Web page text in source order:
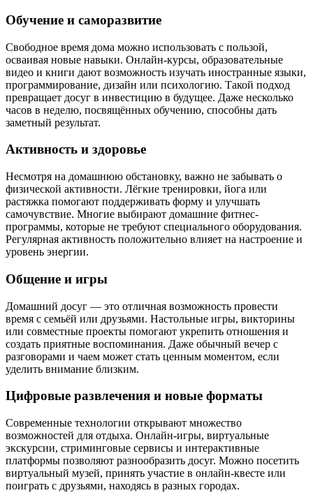
Обучение и саморазвитие
Свободное время дома можно использовать с пользой,
осваивая новые навыки. Онлайн-курсы, образовательные
видео и книги дают возможность изучать иностранные языки,
программирование, дизайн или психологию. Такой подход
превращает досуг в инвестицию в будущее. Даже несколько
часов в неделю, посвящённых обучению, способны дать
заметный результат.
Активность и здоровье
Несмотря на домашнюю обстановку, важно не забывать о
физической активности. Лёгкие тренировки, йога или
растяжка помогают поддерживать форму и улучшать
самочувствие. Многие выбирают домашние фитнес-
программы, которые не требуют специального оборудования.
Регулярная активность положительно влияет на настроение и
уровень энергии.
Общение и игры
Домашний досуг — это отличная возможность провести
время с семьёй или друзьями. Настольные игры, викторины
или совместные проекты помогают укрепить отношения и
создать приятные воспоминания. Даже обычный вечер с
разговорами и чаем может стать ценным моментом, если
уделить внимание близким.
Цифровые развлечения и новые форматы
Современные технологии открывают множество
возможностей для отдыха. Онлайн-игры, виртуальные
экскурсии, стриминговые сервисы и интерактивные
платформы позволяют разнообразить досуг. Можно посетить
виртуальный музей, принять участие в онлайн-квесте или
поиграть с друзьями, находясь в разных городах.